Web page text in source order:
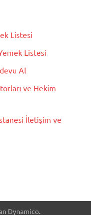
Listesi
Listesi
Al
ve Hekim
İletişim ve
Dynamico.